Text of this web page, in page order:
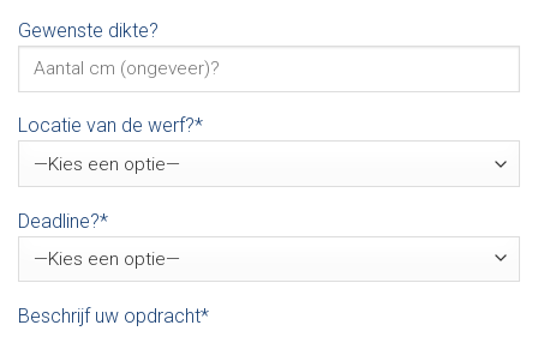
Gewenste dikte?
Locatie van de werf?*
Deadline?*
Beschrijf uw opdracht*